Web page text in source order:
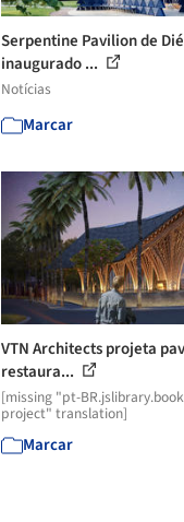
Serpentine Pavilion de
inaugurado ...
Notícias
Marcar
VTN Architects projeta
restaura...
[missing "pt-
project" translation]
Marcar